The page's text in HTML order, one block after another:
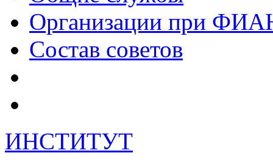
Организации при
Состав советов
ИНСТИТУТ